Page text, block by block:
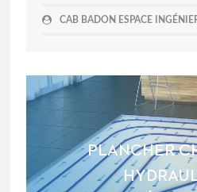
CAB BADON ESPACE
PLANCHER